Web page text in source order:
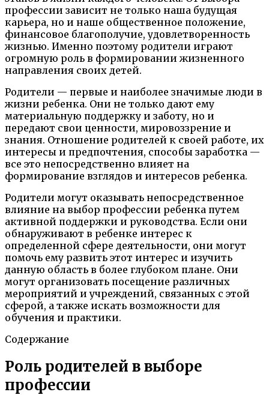
профессии зависит не только наша будущая
карьера, но и наше общественное положение,
финансовое благополучие, удовлетворенность
жизнью. Именно поэтому родители играют
огромную роль в формировании жизненного
направления своих детей.
Родители — первые и наиболее значимые люди в
жизни ребенка. Они не только дают ему
материальную поддержку и заботу, но и
передают свои ценности, мировоззрение и
знания. Отношение родителей к своей работе, их
интересы и предпочтения, способы заработка —
все это непосредственно влияет на
формирование взглядов и интересов ребенка.
Родители могут оказывать непосредственное
влияние на выбор профессии ребенка путем
активной поддержки и руководства. Если они
обнаруживают в ребенке интерес к
определенной сфере деятельности, они могут
помочь ему развить этот интерес и изучить
данную область в более глубоком плане. Они
могут организовать посещение различных
мероприятий и учреждений, связанных с этой
сферой, а также искать возможности для
обучения и практики.
Содержание
Роль родителей в выборе
профессии